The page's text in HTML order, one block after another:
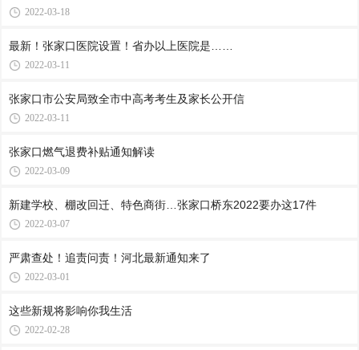
2022-03-18
最新！张家口医院设置！省办以上医院是……
2022-03-11
张家口市公安局致全市中高考考生及家长公开信
2022-03-11
张家口燃气退费补贴通知解读
2022-03-09
新建学校、棚改回迁、特色商街…张家口桥东2022要办这17件
2022-03-07
严肃查处！追责问责！河北最新通知来了
2022-03-01
这些新规将影响你我生活
2022-02-28